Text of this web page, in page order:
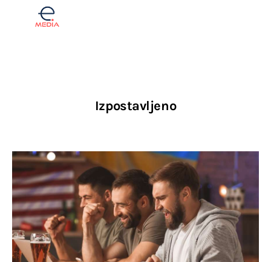
Investicije
Lifestyle
Zdravje
Tech
Izpostavljeno